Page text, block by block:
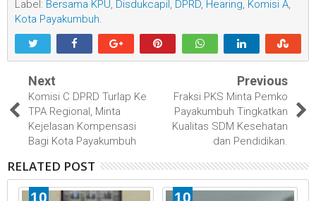
Label: Bersama KPU Disdukcapil DPRD Hearing Komisi A
Kota Payakumbuh.
Next
Komisi C DPRD Turlap Ke
TPA Regional, Minta
Kejelasan Kompensasi
Bagi Kota Payakumbuh
Previous
Fraksi PKS Minta Pemko
Payakumbuh Tingkatkan
Kualitas SDM Kesehatan
dan Pendidikan.
RELATED POST
10 10